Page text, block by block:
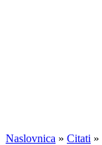
Naslovnica » Citati »